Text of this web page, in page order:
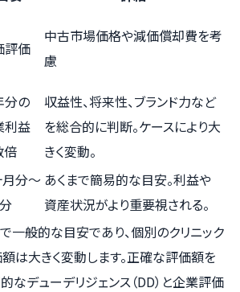
評価
中古市場価格や減価償却費を考
慮
分の
利益
倍
収益性、将来性、ブランド力など
を総合的に判断。ケースにより大
きく変動。
月分～ あくまで簡易的な目安。利益や
資産状況がより重要視される。
一般的な目安であり、個別のクリニック
は大きく変動します。正確な評価額を
なデューデリジェンス（DD）と企業評価